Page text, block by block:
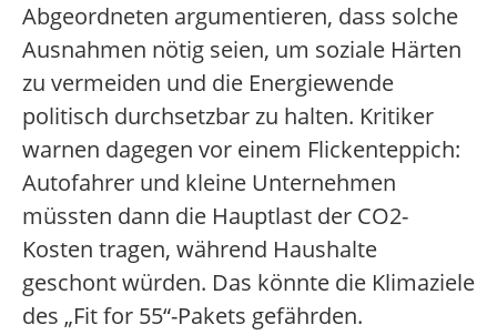
Abgeordneten argumentieren, dass solche
Ausnahmen nötig seien, um soziale Härten
zu vermeiden und die Energiewende
politisch durchsetzbar zu halten. Kritiker
warnen dagegen vor einem Flickenteppich:
Autofahrer und kleine Unternehmen
müssten dann die Hauptlast der CO2-
Kosten tragen, während Haushalte
geschont würden. Das könnte die Klimaziele
des „Fit for 55“-Pakets gefährden.